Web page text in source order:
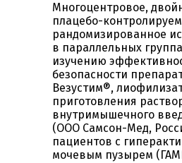
Многоцентровое,
плацебо-
рандомизированное
в параллельных
изучению
безопасности
Везустим®,
приготовления
внутримышечного
(ООО Самсон-Мед,
пациентов с
мочевым пузырем